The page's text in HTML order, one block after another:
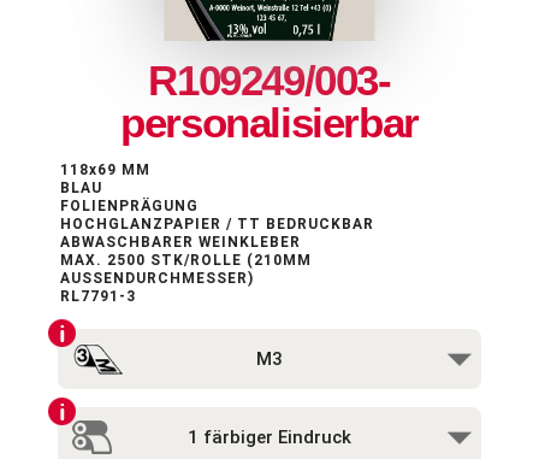
R109249/003-
personalisierbar
118x69 MM
BLAU
FOLIENPRÄGUNG
HOCHGLANZPAPIER / TT BEDRUCKBAR
ABWASCHBARER WEINKLEBER
MAX. 2500 STK/ROLLE (210MM
AUSSENDURCHMESSER)
RL7791-3